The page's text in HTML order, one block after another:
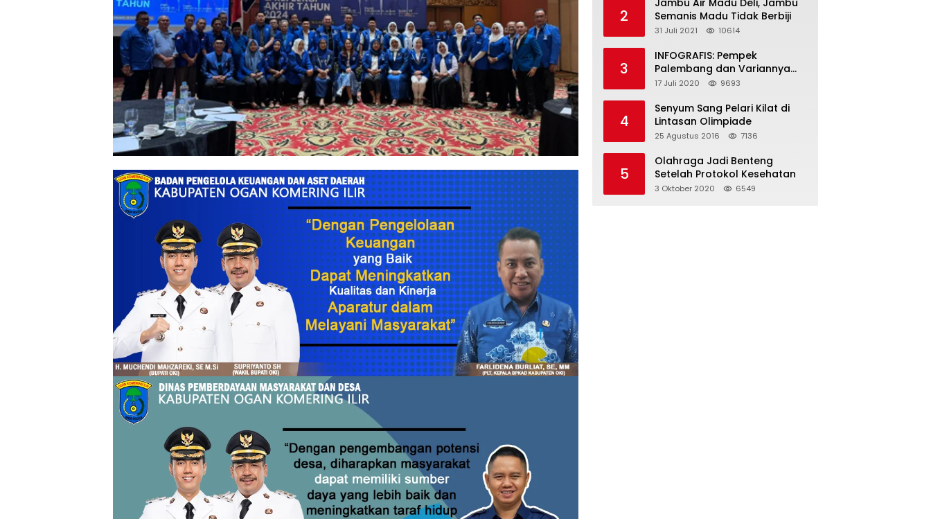
2
Jambu Air Madu Deli, Jambu
Semanis Madu Tidak Berbiji
31 Juli 2021 10614
3
INFOGRAFIS: Pempek
Palembang dan Variannya
yang Melegenda
17 Juli 2020 9693
4
Senyum Sang Pelari Kilat di
Lintasan Olimpiade
25 Agustus 2016 7136
5
Olahraga Jadi Benteng
Setelah Protokol Kesehatan
3 Oktober 2020 6549